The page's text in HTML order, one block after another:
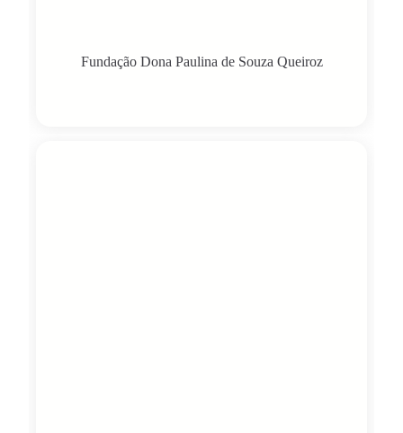
Fundação Dona Paulina de Souza Queiroz